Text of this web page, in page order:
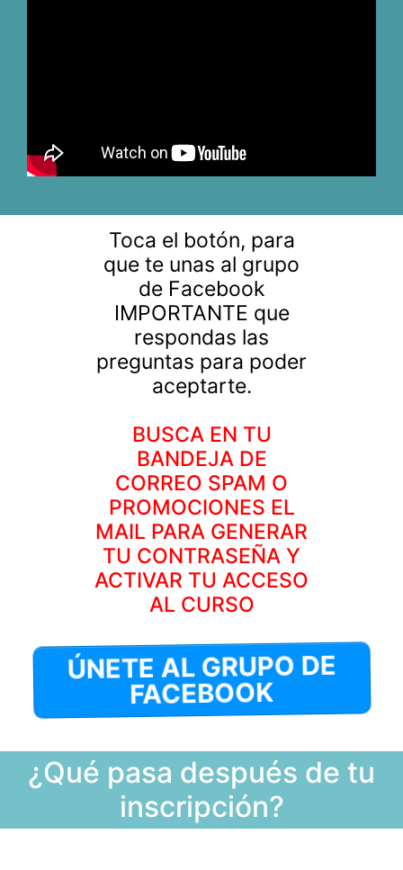
Toca el botón, para
que te unas al grupo
de Facebook
IMPORTANTE que
respondas las
preguntas para poder
aceptarte.
BUSCA EN TU
BANDEJA DE
CORREO SPAM O
PROMOCIONES EL
MAIL PARA GENERAR
TU CONTRASEÑA Y
ACTIVAR TU ACCESO
AL CURSO
ÚNETE AL GRUPO DE
FACEBOOK
¿Qué pasa después de tu
inscripción?